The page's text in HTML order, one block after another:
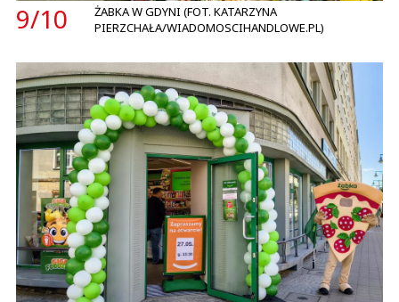
9/10
ŻABKA W GDYNI (FOT. KATARZYNA
PIERZCHAŁA/WIADOMOSCIHANDLOWE.PL)